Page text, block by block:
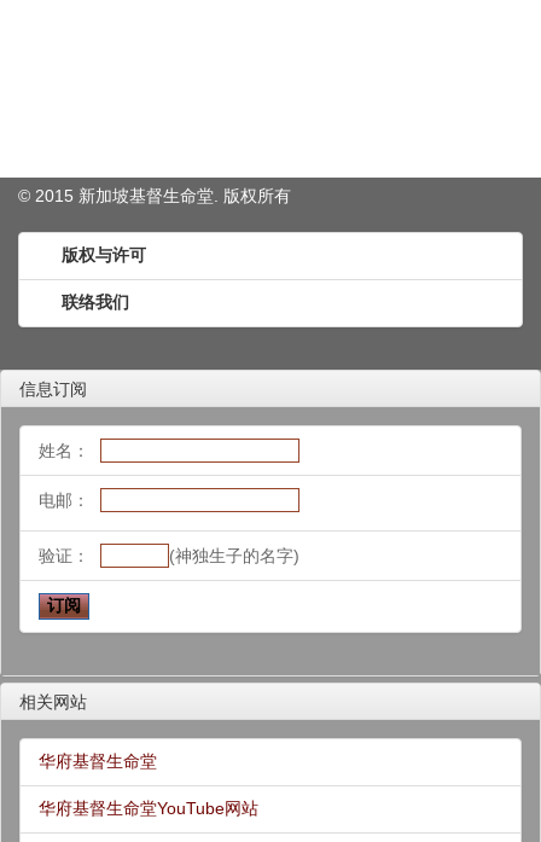
© 2015 新加坡基督生命堂. 版权所有
版权与许可
联络我们
信息订阅
姓名：
电邮：
验证： (神独生子的名字)
相关网站
华府基督生命堂
华府基督生命堂YouTube网站